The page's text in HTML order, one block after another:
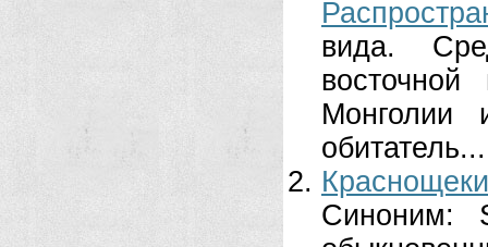
вида.
Монголии
обитатель...
Синоним: